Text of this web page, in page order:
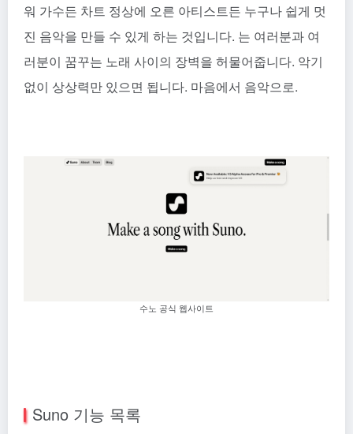
워 가수든 차트 정상에 오른 아티스트든 누구나 쉽게 멋
진 음악을 만들 수 있게 하는 것입니다. 는 여러분과 여
러분이 꿈꾸는 노래 사이의 장벽을 허물어줍니다. 악기
없이 상상력만 있으면 됩니다. 마음에서 음악으로.
수노 공식 웹사이트
Suno 기능 목록